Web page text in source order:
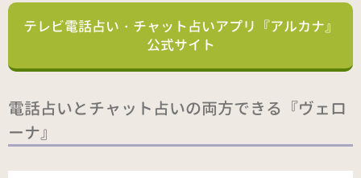
テレビ電話占い・チャット占いアプリ『アルカナ』
公式サイト
電話占いとチャット占いの両方できる『ヴェロ
ーナ』